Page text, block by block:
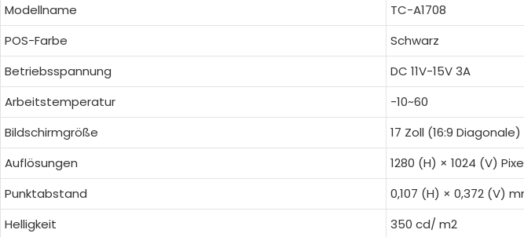
Modellname
TC-A1708
POS-Farbe
Schwarz
Betriebsspannung
DC 11V-15V 3A
Arbeitstemperatur
-10~60
Bildschirmgröße
17 Zoll (16:9 Diagonale)
Auflösungen
1280 (H) × 1024 (V)
Punktabstand
0,107 (H) × 0,372 (V)
Helligkeit
350 cd/ m2